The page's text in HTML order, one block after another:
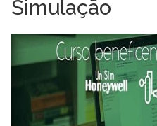
Simulação